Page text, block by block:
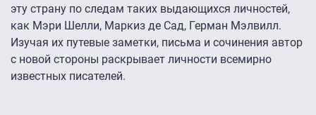
эту страну по следам таких выдающихся личностей,
как Мэри Шелли, Маркиз де Сад, Герман Мэлвилл.
Изучая их путевые заметки, письма и сочинения автор
с новой стороны раскрывает личности всемирно
известных писателей.